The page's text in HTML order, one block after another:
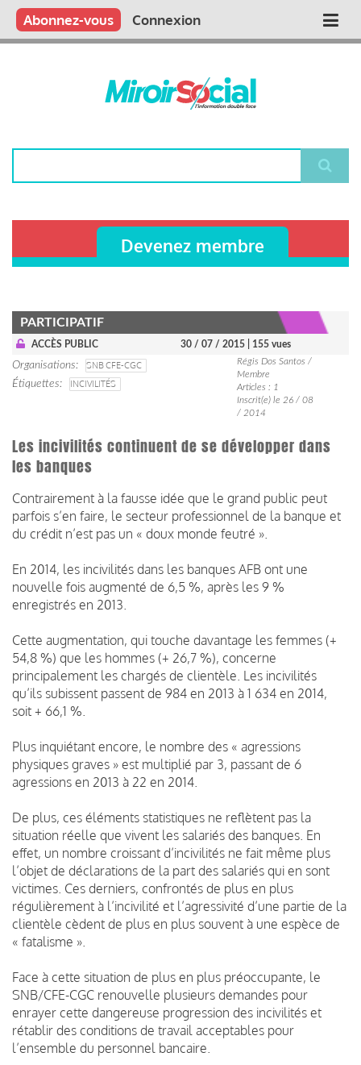
Aller
contenu
Main
Qui sommes nous ?
Vous publiez
Nous publions
Contactez-nous
Abonnez-vous Connexion
Devenez membre
PARTICIPATIF
ACCÈS PUBLIC 30 / 07 / 2015 | 155 vues
Organisations
SNB CFE-CGC
Étiquettes
INCIVILITÉS
Régis Dos Santos /
Membre
Articles : 1
Inscrit(e) le 26 / 08
/ 2014
Les incivilités continuent de se développer dans
les banques
Contrairement à la fausse idée que le grand public peut
parfois s’en faire, le secteur professionnel de la banque et
du crédit n’est pas un « doux monde feutré ».
En 2014, les incivilités dans les banques AFB ont une
nouvelle fois augmenté de 6,5 %, après les 9 %
enregistrés en 2013.
Cette augmentation, qui touche davantage les femmes (+
54,8 %) que les hommes (+ 26,7 %), concerne
principalement les chargés de clientèle. Les incivilités
qu’ils subissent passent de 984 en 2013 à 1 634 en 2014,
soit + 66,1 %.
Plus inquiétant encore, le nombre des « agressions
physiques graves » est multiplié par 3, passant de 6
agressions en 2013 à 22 en 2014.
De plus, ces éléments statistiques ne reflètent pas la
situation réelle que vivent les salariés des banques. En
effet, un nombre croissant d’incivilités ne fait même plus
l’objet de déclarations de la part des salariés qui en sont
victimes. Ces derniers, confrontés de plus en plus
régulièrement à l’incivilité et l’agressivité d’une partie de la
clientèle cèdent de plus en plus souvent à une espèce de
« fatalisme ».
Face à cette situation de plus en plus préoccupante, le
SNB/CFE-CGC renouvelle plusieurs demandes pour
enrayer cette dangereuse progression des incivilités et
rétablir des conditions de travail acceptables pour
l’ensemble du personnel bancaire.